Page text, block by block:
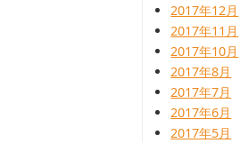
2017年12月
2017年11月
2017年10月
2017年8月
2017年7月
2017年6月
2017年5月